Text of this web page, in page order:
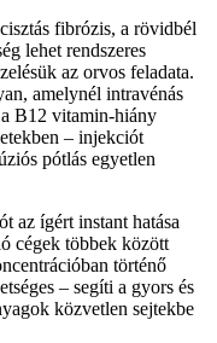
fibrózis, a rövidbél
lehet rendszeres
az orvos feladata.
amelynél intravénás
B12 vitamin-hiány
– injekciót
pótlás egyetlen
az ígért instant hatása
cégek többek között
történő
– segíti a gyors és
közvetlen sejtekbe